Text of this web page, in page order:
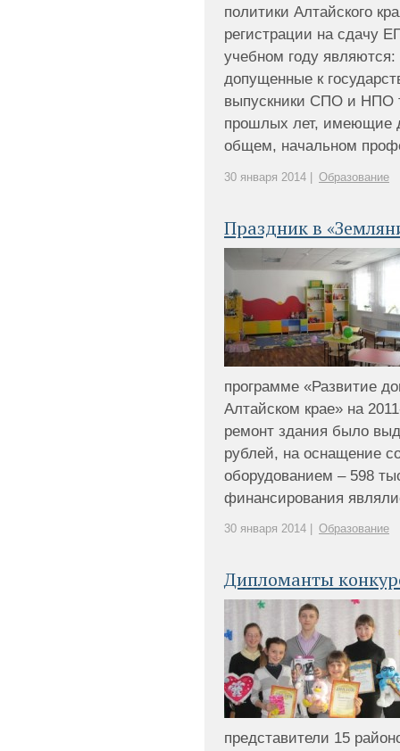
политики Алтайского
регистрации на сдачу
учебном году
допущенные к
выпускники СПО и НПО
прошлых лет, имеющие
общем, начальном
30 января 2014 | Образование
Праздник в
программе «Развитие
Алтайском крае» на
ремонт здания было
рублей, на оснащение
оборудованием – 598
финансирования
30 января 2014 | Образование
Дипломанты
представители 15